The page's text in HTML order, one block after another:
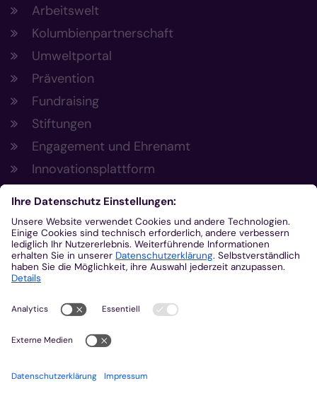
Arbeitswelt
Kolumbienpartnerschaft
Umweltportal
Prävention
Fundraising
Stiftungen
Engagement und Ehrenamt
Innovationsplattform
Aus der Plattform
Nachrichten
Veranstaltungen
Gottesdienste
Stellenangebote
Kirchenzeitung
Amtsblatt (Kirchlicher Anzeiger)
Rechtsdatenbank